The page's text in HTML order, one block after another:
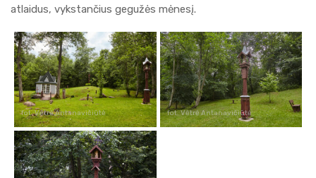
atlaidus, vykstančius gegužės mėnesį.
fot. Vėtrė Antanavičiūtė fot. Vėtrė Antanavičiūtė